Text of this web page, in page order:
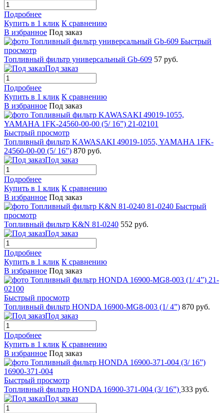
Подробнее
Купить в 1 клик К сравнению
В избранное Под заказ
Быстрый
просмотр
Топливный фильтр универсальный Gb-609 57 руб.
Под заказ
Подробнее
Купить в 1 клик К сравнению
В избранное Под заказ
Быстрый просмотр
Топливный фильтр KAWASAKI 49019-1055, YAMAHA 1FK-
24560-00-00 (5/ 16”) 870 руб.
Под заказ
Подробнее
Купить в 1 клик К сравнению
В избранное Под заказ
Быстрый
просмотр
Топливный фильтр K&N 81-0240 552 руб.
Под заказ
Подробнее
Купить в 1 клик К сравнению
В избранное Под заказ
Быстрый просмотр
Топливный фильтр HONDA 16900-MG8-003 (1/ 4”) 870 руб.
Под заказ
Подробнее
Купить в 1 клик К сравнению
В избранное Под заказ
Быстрый просмотр
Топливный фильтр HONDA 16900-371-004 (3/ 16”) 333 руб.
Под заказ